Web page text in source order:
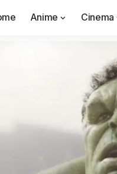
Anime Cinema